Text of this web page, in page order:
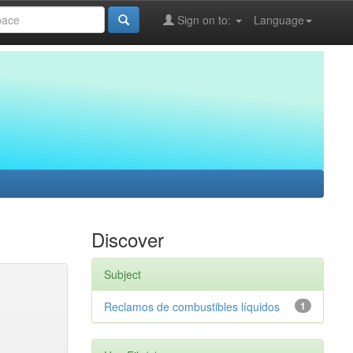
Language
Sign on to:
Discover
Subject
1
Reclamos de combustibles líquidos